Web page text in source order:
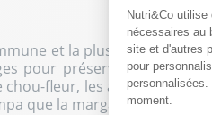
Nutri&Co utilise
nécessaires au
site et d'autres
pour
moment.
et la plus accessible
pour préserver sa
fleur, les amandes, les
que la margarine non ?!